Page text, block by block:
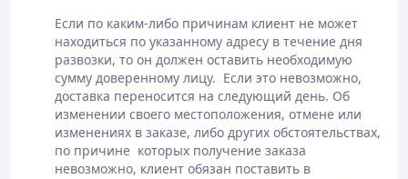
Хранение: плотно закрытые, в прохладном сухом месте.
Можно в холодильнике.
Если по каким-либо причинам клиент не может
находиться по указанному адресу в течение дня
развозки, то он должен оставить необходимую
сумму доверенному лицу.  Если это невозможно,
доставка переносится на следующий день. Об
изменении своего местоположения, отмене или
изменениях в заказе, либо других обстоятельствах,
по причине  которых получение заказа
невозможно, клиент обязан поставить в